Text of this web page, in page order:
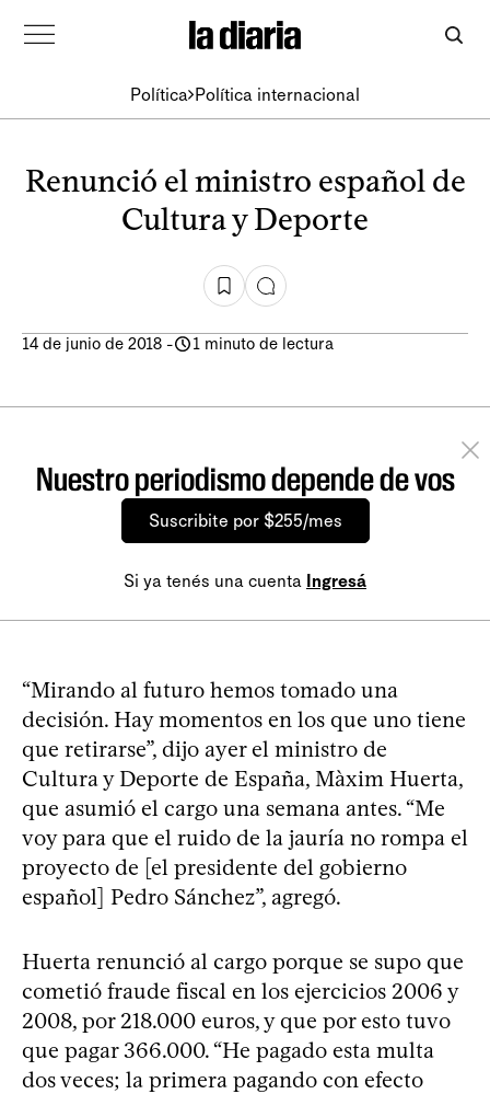
Política Política internacional
Renunció el ministro español de
Cultura y Deporte
14 de junio de 2018 - 1 minuto de lectura
Nuestro periodismo depende de vos
Suscribite por $255/mes
Si ya tenés una cuenta Ingresá
“Mirando al futuro hemos tomado una
decisión. Hay momentos en los que uno tiene
que retirarse”, dijo ayer el ministro de
Cultura y Deporte de España, Màxim Huerta,
que asumió el cargo una semana antes. “Me
voy para que el ruido de la jauría no rompa el
proyecto de [el presidente del gobierno
español] Pedro Sánchez”, agregó.
Huerta renunció al cargo porque se supo que
cometió fraude fiscal en los ejercicios 2006 y
2008, por 218.000 euros, y que por esto tuvo
que pagar 366.000. “He pagado esta multa
dos veces; la primera pagando con efecto